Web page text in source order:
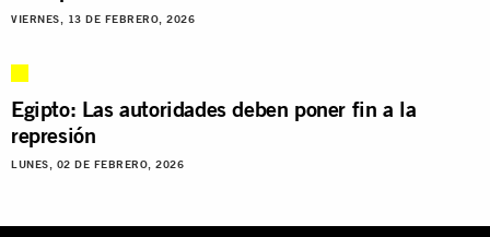
VIERNES, 13 DE FEBRERO, 2026
Egipto: Las autoridades deben poner fin a la
represión
LUNES, 02 DE FEBRERO, 2026